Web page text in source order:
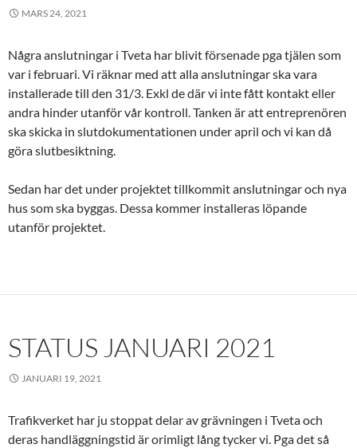
MARS 24, 2021
Några anslutningar i Tveta har blivit försenade pga tjälen som
var i februari. Vi räknar med att alla anslutningar ska vara
installerade till den 31/3. Exkl de där vi inte fått kontakt eller
andra hinder utanför vår kontroll. Tanken är att entreprenören
ska skicka in slutdokumentationen under april och vi kan då
göra slutbesiktning.
Sedan har det under projektet tillkommit anslutningar och nya
hus som ska byggas. Dessa kommer installeras löpande
utanför projektet.
STATUS JANUARI 2021
JANUARI 19, 2021
Trafikverket har ju stoppat delar av grävningen i Tveta och
deras handläggningstid är orimligt lång tycker vi. Pga det så